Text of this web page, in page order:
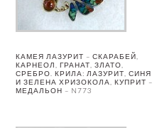
КАМЕЯ ЛАЗУРИТ – СКАРАБЕЙ,
КАРНЕОЛ, ГРАНАТ, ЗЛАТО,
СРЕБРО. КРИЛА: ЛАЗУРИТ, СИНЯ
И ЗЕЛЕНА ХРИЗОКОЛА, КУПРИТ –
МЕДАЛЬОН – N773